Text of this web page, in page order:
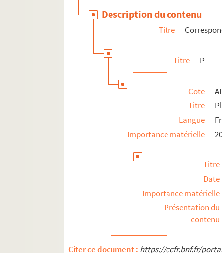
Oeuvres adressées à Paul Albarel
Fêtes félibréennes
ALB 3.488. Jeux floraux (en dehors de
Au sujet de Frédéric Mistral
L'enseignement de la langue d'oc
ALB 3.497. Articles du capoulié Marius
Documentation à propos de la langue et de
Description du contenu
Titre
Titre P
Cote
Titre
Langue
Importance matérielle
Titre
Date
Importance matérielle
Présentation du
contenu
Citer ce document : https://ccfr.bnf.fr/